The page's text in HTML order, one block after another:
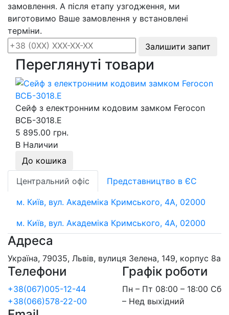
замовлення. А після етапу узгодження, ми
виготовимо Ваше замовлення у встановлені
терміни.
Залишити запит
Переглянуті товари
Сейф з електронним кодовим замком Ferocon
ВСБ-3018.Е
5 895.00 грн.
В Наличии
До кошика
Центральний офіс
Представництво в ЄС
м. Київ, вул. Академіка Кримського, 4А, 02000
м. Київ, вул. Академіка Кримського, 4А, 02000
Адреса
Україна, 79035, Львів, вулиця Зелена, 149, корпус 8а
Телефони
+38(067)005-12-44
+38(066)578-22-00
Графік роботи
Пн – Пт 08:00 – 18:00 Сб
– Нед выхідний